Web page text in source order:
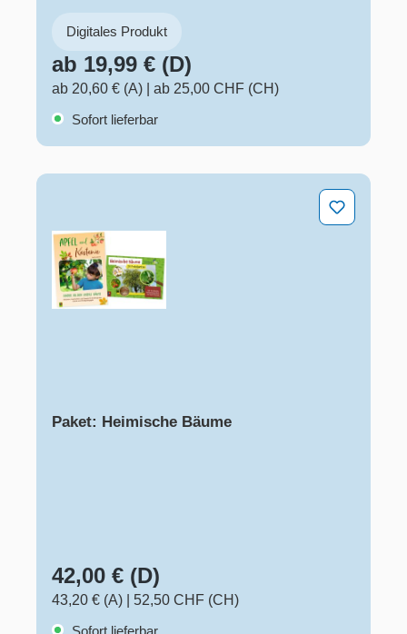
Digitales Produkt
ab 19,99 € (D)
ab 20,60 € (A)
ab 25,00 CHF (CH)
Sofort lieferbar
Paket: Heimische Bäume
42,00 € (D)
43,20 € (A)
52,50 CHF (CH)